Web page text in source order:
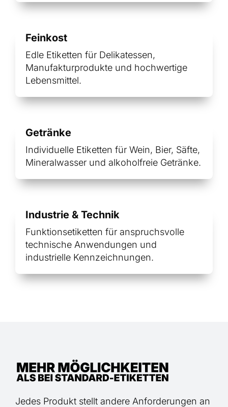
Feinkost
Edle Etiketten für Delikatessen,
Manufakturprodukte und hochwertige
Lebensmittel.
Getränke
Individuelle Etiketten für Wein, Bier, Säfte,
Mineralwasser und alkoholfreie Getränke.
Industrie & Technik
Funktionsetiketten für anspruchsvolle
technische Anwendungen und
industrielle Kennzeichnungen.
Jedes Produkt stellt andere Anforderungen an